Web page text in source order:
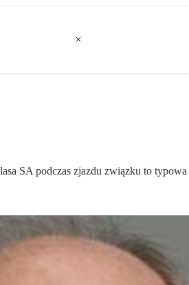
SA podczas zjazdu związku to